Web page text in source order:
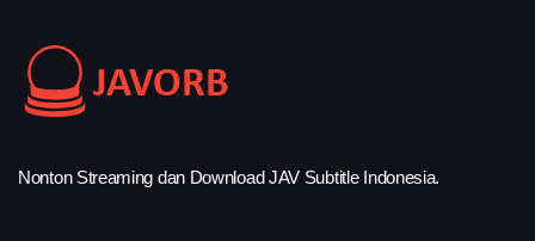
Nonton Streaming dan Download JAV Subtitle Indonesia.